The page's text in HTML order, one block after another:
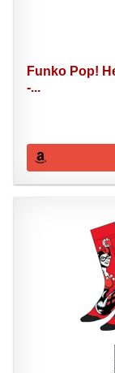
Funko Pop!
-...